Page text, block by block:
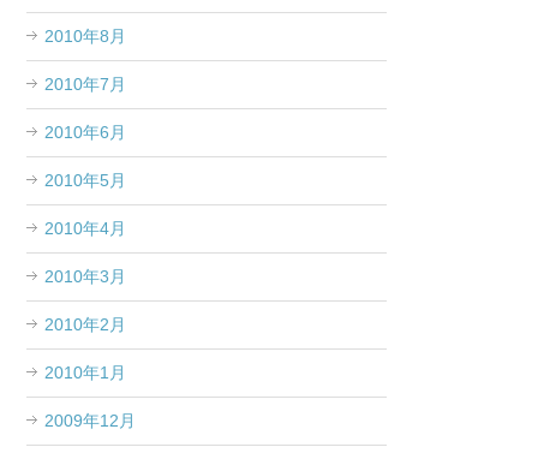
2010年8月
2010年7月
2010年6月
2010年5月
2010年4月
2010年3月
2010年2月
2010年1月
2009年12月